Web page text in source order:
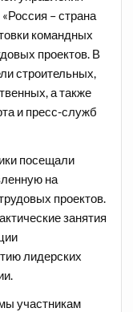
– страна
командных
проектов. В
строительных,
а также
и пресс-служб
посещали
на
проектов.
занятия
лидерских
участникам